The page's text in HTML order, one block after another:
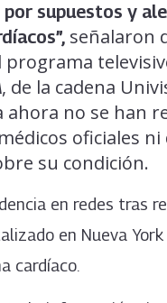
por supuestos y
señalaron
programa
, de la cadena
ahora no se han
oficiales ni
su condición.
en redes tras
en Nueva York
cardíaco.